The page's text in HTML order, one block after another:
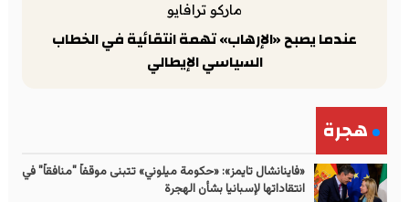
ماركو ترافايو
عندما يصبح «الإرهاب» تهمة انتقائية في الخطاب
السياسي الإيطالي
هجرة
«فاينانشال تايمز»: «حكومة ميلوني» تتبنى موقفاً "منافقاً" في
انتقاداتها لإسبانيا بشأن الهجرة